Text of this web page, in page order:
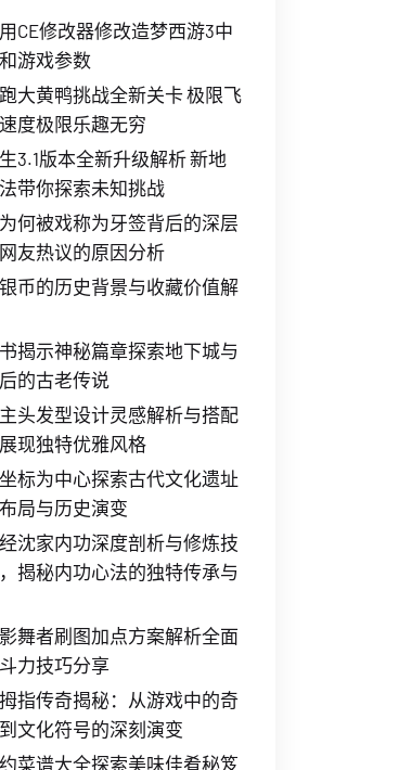
CE修改器修改造梦西游3中
游戏参数
大黄鸭挑战全新关卡 极限飞
度极限乐趣无穷
3.1版本全新升级解析 新地
带你探索未知挑战
何被戏称为牙签背后的深层
友热议的原因分析
币的历史背景与收藏价值解
揭示神秘篇章探索地下城与
的古老传说
头发型设计灵感解析与搭配
现独特优雅风格
标为中心探索古代文化遗址
局与历史演变
沈家内功深度剖析与修炼技
揭秘内功心法的独特传承与
舞者刷图加点方案解析全面
力技巧分享
指传奇揭秘：从游戏中的奇
文化符号的深刻演变
菜谱大全探索美味佳肴秘笈